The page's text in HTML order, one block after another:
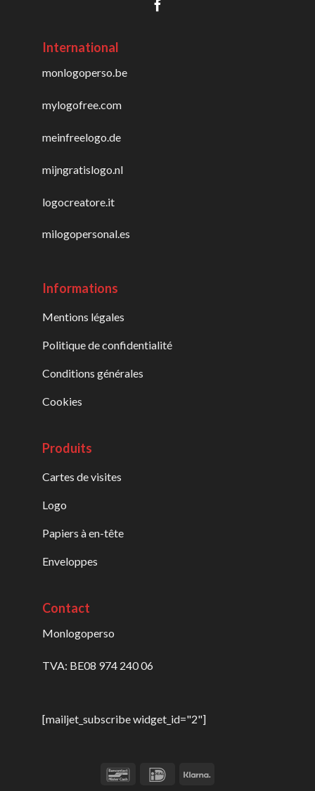
Informations
Mentions légales
Politique de confidentialité
Conditions générales
Cookies
Produits
Cartes de visites
Logo
Papiers à en-tête
Enveloppes
Contact
Monlogoperso
TVA: BE08 974 240 06
International
monlogoperso.be
mylogofree.com
meinfreelogo.de
mijngratislogo.nl
logocreatore.it
milogopersonal.es
[mailjet_subscribe widget_id="2"]